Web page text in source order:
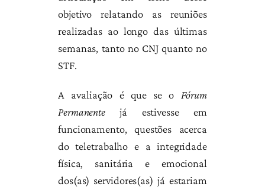
objetivo relatando as reuniões
realizadas ao longo das últimas
semanas, tanto no CNJ quanto no
STF.
A avaliação é que se o Fórum
Permanente já estivesse em
funcionamento, questões acerca
do teletrabalho e a integridade
física, sanitária e emocional
dos(as) servidores(as) já estariam